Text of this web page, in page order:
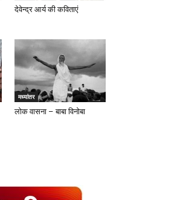
देवेन्द्र आर्य की कविताएं
मध्यांतर
लोक वासना – बाबा विनोबा